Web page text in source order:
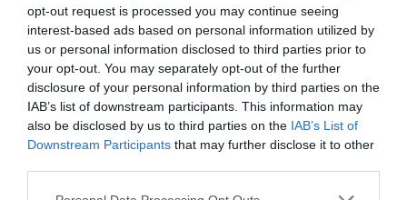
opt-out request is processed you may continue seeing
interest-based ads based on personal information utilized by
us or personal information disclosed to third parties prior to
your opt-out. You may separately opt-out of the further
disclosure of your personal information by third parties on the
IAB’s list of downstream participants. This information may
also be disclosed by us to third parties on the IAB’s List of
Downstream Participants that may further disclose it to other
Strumienie
kodowania
Trzy strumienie kodowania
Inteligentne
funkcje
Ochrona obwodowa
Detekcja i rozpoznawanie twarzy
Rozpoznawanie obiektów
Metadane
Inteligentna analiza real-time i zaawansowane
wyszukiwanie
Liczenie osób
Zagubiony/pozostawiony obiekt